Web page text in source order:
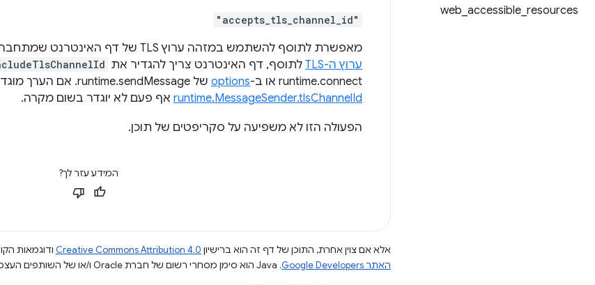
web accessible resources
"accepts_tls_channel_id"
מאפשרת לתוסף להשתמש במזהה ערוץ TLS של דף האינטרנט שמתחבר אליו. כדי לשלוח את
ערוץ ה-TLS
לתוסף, דף האינטרנט צריך להגדיר את
runtime.connect או ב-
options של runtime.sendMessage. אם הערך מוגדר כ-
runtime.MessageSender.tlsChannelId אף פעם לא יוגדר בשום מקרה.
הפעולה הזו לא משפיעה על סקריפטים של תוכן.
המידע עזר לך?
אלא אם צוין אחרת, התוכן של דף זה הוא ברישיון Creative Commons Attribution 4.0 ודוגמאות
האתר Google Developers‏
.‏ Java הוא סימן מסחרי רשום של חברת Oracle ו/או של השותפים העצמאיים שלה.